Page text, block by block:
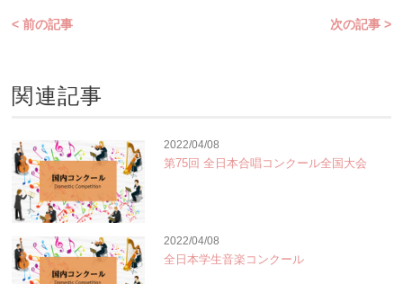
< 前の記事 次の記事 >
関連記事
2022/04/08
第75回 全日本合唱コンクール全国大会
2022/04/08
全日本学生音楽コンクール